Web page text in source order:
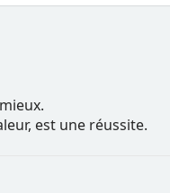
est une réussite.